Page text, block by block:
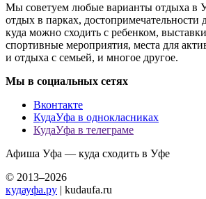
Мы советуем любые варианты отдыха в
отдых в парках, достопримечательности
куда можно сходить с ребенком,
спортивные мероприятия, места для
и отдыха с семьей, и многое другое.
Мы в социальных сетях
Вконтакте
КудаУфа в однокласниках
КудаУфа в телеграме
Афиша Уфа — куда сходить в Уфе
© 2013–2026
кудауфа.ру | kudaufa.ru